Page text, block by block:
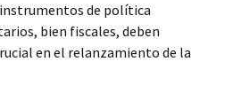
de política
bien fiscales, deben
en el relanzamiento de la